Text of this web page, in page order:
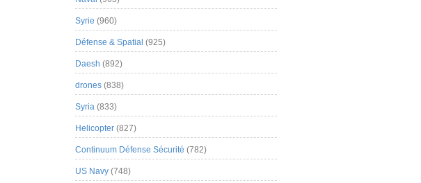
Syrie (960)
Défense & Spatial (925)
Daesh (892)
drones (838)
Syria (833)
Helicopter (827)
Continuum Défense Sécurité (782)
US Navy (748)